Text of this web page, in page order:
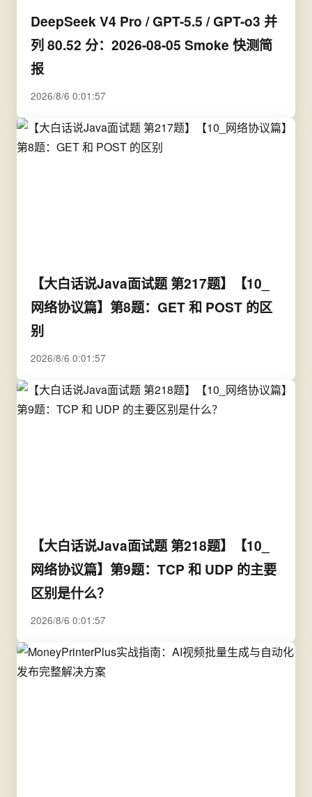
DeepSeek V4 Pro / GPT-5.5 / GPT-o3 并
列 80.52 分：2026-08-05 Smoke 快测简
报
2026/8/6 0:01:57
【大白话说Java面试题 第217题】【10_
网络协议篇】第8题：GET 和 POST 的区
别
2026/8/6 0:01:57
【大白话说Java面试题 第218题】【10_
网络协议篇】第9题：TCP 和 UDP 的主要
区别是什么？
2026/8/6 0:01:57